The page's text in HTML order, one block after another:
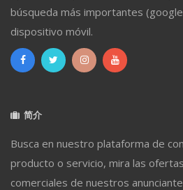
búsqueda más importantes
dispositivo móvil.
简介
Busca en nuestro plataforma de
producto o servicio, mira las
comerciales de nuestros